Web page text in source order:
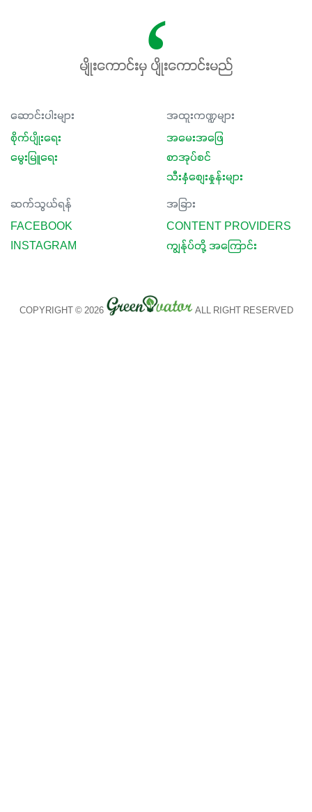
မျိုးကောင်းမှ ပျိုးကောင်းမည်
ဆောင်းပါးများ
စိုက်ပျိုးရေး
မွေးမြူရေး
အထူးကဏ္ဍများ
အမေးအဖြေ
စာအုပ်စင်
သီးနှံစျေးနှုန်းများ
ဆက်သွယ်ရန်
FACEBOOK
INSTAGRAM
အခြား
CONTENT PROVIDERS
ကျွန်ုပ်တို့ အကြောင်း
COPYRIGHT © 2026 ALL RIGHT RESERVED